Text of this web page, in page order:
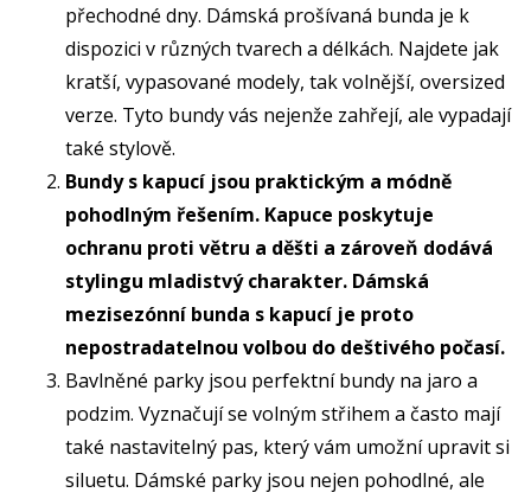
přechodné dny. Dámská prošívaná bunda je k
dispozici v různých tvarech a délkách. Najdete jak
kratší, vypasované modely, tak volnější, oversized
verze. Tyto bundy vás nejenže zahřejí, ale vypadají
také stylově.
Bundy s kapucí jsou praktickým a módně
pohodlným řešením. Kapuce poskytuje
ochranu proti větru a děšti a zároveň dodává
stylingu mladistvý charakter. Dámská
mezisezónní bunda s kapucí je proto
nepostradatelnou volbou do deštivého počasí.
Bavlněné parky jsou perfektní bundy na jaro a
podzim. Vyznačují se volným střihem a často mají
také nastavitelný pas, který vám umožní upravit si
siluetu. Dámské parky jsou nejen pohodlné, ale